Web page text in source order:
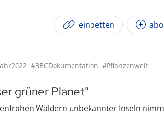
einbetten
#BBCDokumentation #Pflanzenwelt
grüner Planet"
Wäldern unbekannter Inseln